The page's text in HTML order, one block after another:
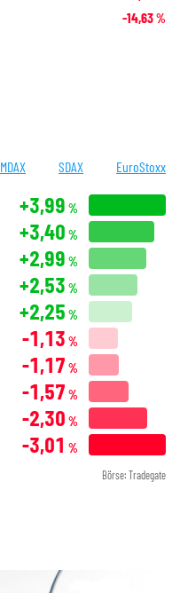
-14,63%
MDAX SDAX EuroStoxx
+3,99 %
+3,40 %
+2,99 %
+2,53 %
+2,25 %
-1,13 %
-1,17 %
-1,57 %
-2,30 %
-3,01 %
Börse: Tradegate